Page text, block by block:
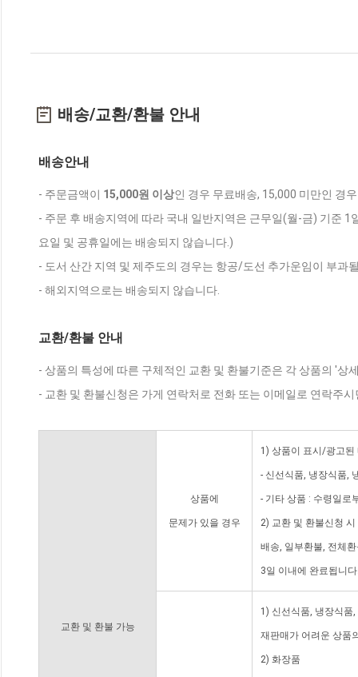
배송/교환/환불 안내
배송안내
- 주문금액이 15,000원 이상인 경우 무료배송, 15,000 미만인 경
- 주문 후 배송지역에 따라 국내 일반지역은 근무일(월-금) 기준
요일 및 공휴일에는 배송되지 않습니다.)
- 도서 산간 지역 및 제주도의 경우는 항공/도선 추가운임이 부과
- 해외지역으로는 배송되지 않습니다.
교환/환불 안내
- 상품의 특성에 따른 구체적인 교환 및 환불기준은 각 상품의 '상
- 교환 및 환불신청은 가게 연락처로 전화 또는 이메일로 연락주
교환 및 환불 가능
상품에
문제가 있을 경우
1) 상품이 표시/광고된
- 신선식품, 냉장식품,
- 기타 상품 : 수령일로
2) 교환 및 환불신청
배송, 일부환불, 전체
3일 이내에 완료됩니
1) 신선식품, 냉장식품
재판매가 어려운 상품
2) 화장품